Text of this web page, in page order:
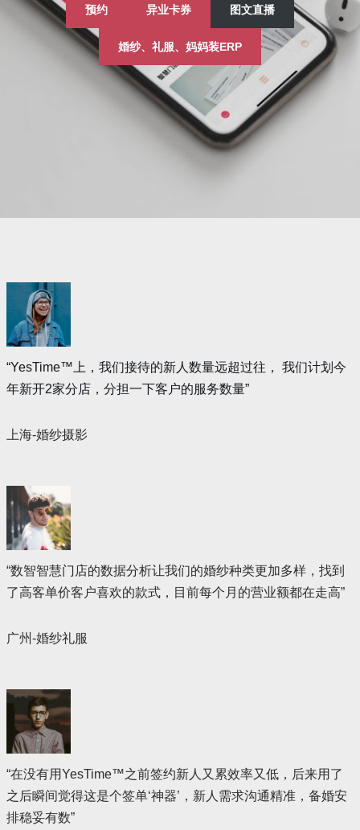
预约 异业卡券 图文直播
婚纱、礼服、妈妈装ERP
“YesTime™上，我们接待的新人数量远超过往， 我们计划今
年新开2家分店，分担一下客户的服务数量”
上海-婚纱摄影
“数智智慧门店的数据分析让我们的婚纱种类更加多样，找到
了高客单价客户喜欢的款式，目前每个月的营业额都在走高”
广州-婚纱礼服
“在没有用YesTime™之前签约新人又累效率又低，后来用了
之后瞬间觉得这是个签单‘神器’，新人需求沟通精准，备婚安
排稳妥有数”